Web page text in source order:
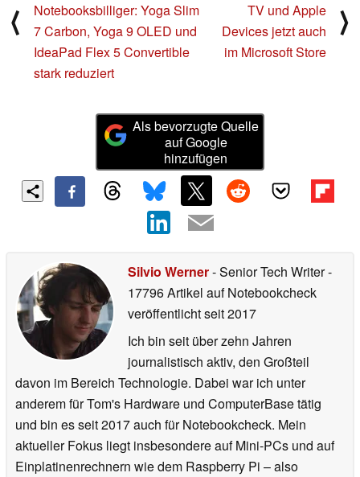
⟨
Notebooksbilliger: Yoga Slim
7 Carbon, Yoga 9 OLED und
IdeaPad Flex 5 Convertible
stark reduziert
TV und Apple
Devices jetzt auch
im Microsoft Store
⟩
Als bevorzugte Quelle
auf Google
hinzufügen
Silvio Werner- Senior Tech Writer-
17796 Artikel auf Notebookcheck
veröffentlichtseit 2017
Ich bin seit über zehn Jahren
journalistisch aktiv, den Großteil
davon im Bereich Technologie. Dabei war ich unter
anderem für Tom's Hardware und ComputerBase tätig
und bin es seit 2017 auch für Notebookcheck. Mein
aktueller Fokus liegt insbesondere auf Mini-PCs und auf
Einplatinenrechnern wie dem Raspberry Pi – also